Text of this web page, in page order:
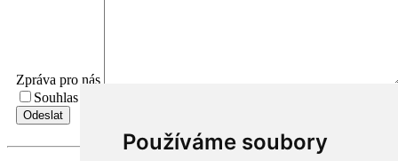
Používáme soubory
Zpráva pro nás
Souhlas se zpracováním osobních údajů.